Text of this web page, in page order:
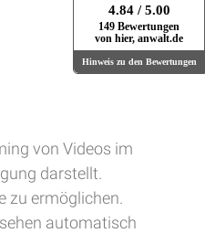
von Videos im
darstellt.
zu ermöglichen.
automatisch
4.84 / 5.00
149 Bewertungen
von hier, anwalt.de
Hinweis zu den Bewertungen